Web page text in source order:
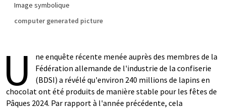
Image symbolique
computer generated picture
U
ne enquête récente menée auprès des membres de la
Fédération allemande de l'industrie de la confiserie
(BDSI) a révélé qu'environ 240 millions de lapins en
chocolat ont été produits de manière stable pour les fêtes de
Pâques 2024. Par rapport à l'année précédente, cela